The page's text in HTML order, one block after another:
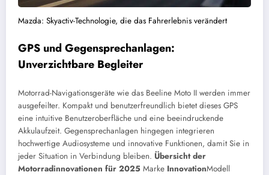
Mazda: Skyactiv-Technologie, die das Fahrerlebnis verändert
GPS und Gegensprechanlagen:
Unverzichtbare Begleiter
Motorrad-Navigationsgeräte wie das Beeline Moto II werden immer
ausgefeilter. Kompakt und benutzerfreundlich bietet dieses GPS
eine intuitive Benutzeroberfläche und eine beeindruckende
Akkulaufzeit. Gegensprechanlagen hingegen integrieren
hochwertige Audiosysteme und innovative Funktionen, damit Sie in
jeder Situation in Verbindung bleiben. Übersicht der
Motorradinnovationen für 2025 Marke InnovationModell